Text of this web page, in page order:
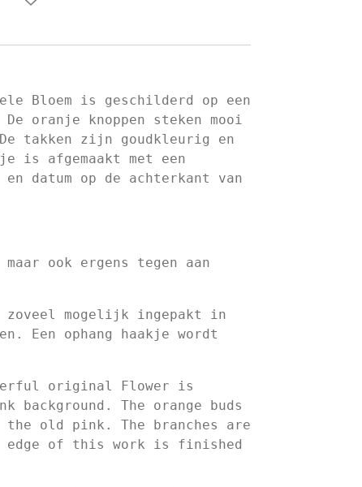
Bloem is geschilderd op een
oranje knoppen steken mooi
takken zijn goudkleurig en
is afgemaakt met een
datum op de achterkant van
ook ergens tegen aan
zoveel mogelijk ingepakt in
Een ophang haakje wordt
original Flower is
background. The orange buds
old pink. The branches are
edge of this work is finished